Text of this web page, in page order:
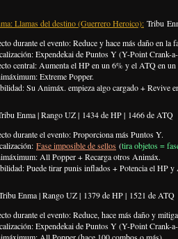
Llamas del destino (Guerrero Heroico): Tribu
durante el evento: Reduce y hace más daño en la
Expendekai de Puntos Y (Y-Point Crank-
central: Aumenta el HP en un 6% y el ATQ en
Extreme Popper.
Su Animáx. empieza algo cargado + Revive
Enma | Rango UZ | 1434 de HP | 1466 de ATQ
durante el evento: Proporciona más Puntos Y.
Fase imposible de sellos (tira objetos =
All Popper + Recarga otros Animáx.
Puede tirar punis inflados + Potencia el HP
Enma | Rango UZ | 1379 de HP | 1521 de ATQ
durante el evento: Reduce, hace más daño y
Expendekai de Puntos Y (Y-Point Crank-
All Popper (hace 100 combos o más).